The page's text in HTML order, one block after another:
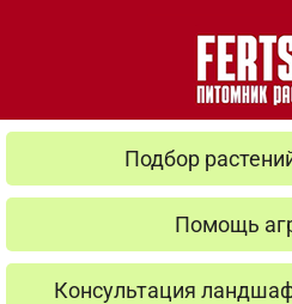
Подбор
Помощь
Консультация